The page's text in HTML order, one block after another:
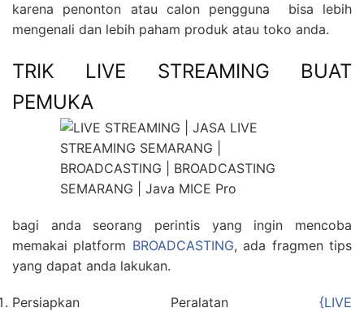
karena penonton atau calon pengguna bisa lebih
mengenali dan lebih paham produk atau toko anda.
TRIK LIVE STREAMING BUAT
PEMUKA
bagi anda seorang perintis yang ingin mencoba
memakai platform BROADCASTING, ada fragmen tips
yang dapat anda lakukan.
Persiapkan Peralatan {LIVE